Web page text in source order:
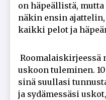
on hä­pe­äl­lis­tä,
nä­kin en­sin
kaik­ki pe­lot ja
Roo­ma­lais­kir­jees­sä
us­koon tu­le­mi­nen. 10
sinä suul­la­si
ja sy­dä­mes­sä­si